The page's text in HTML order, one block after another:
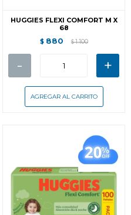
HUGGIES FLEXI COMFORT M X
68
$ 880 $ 1.100
- +